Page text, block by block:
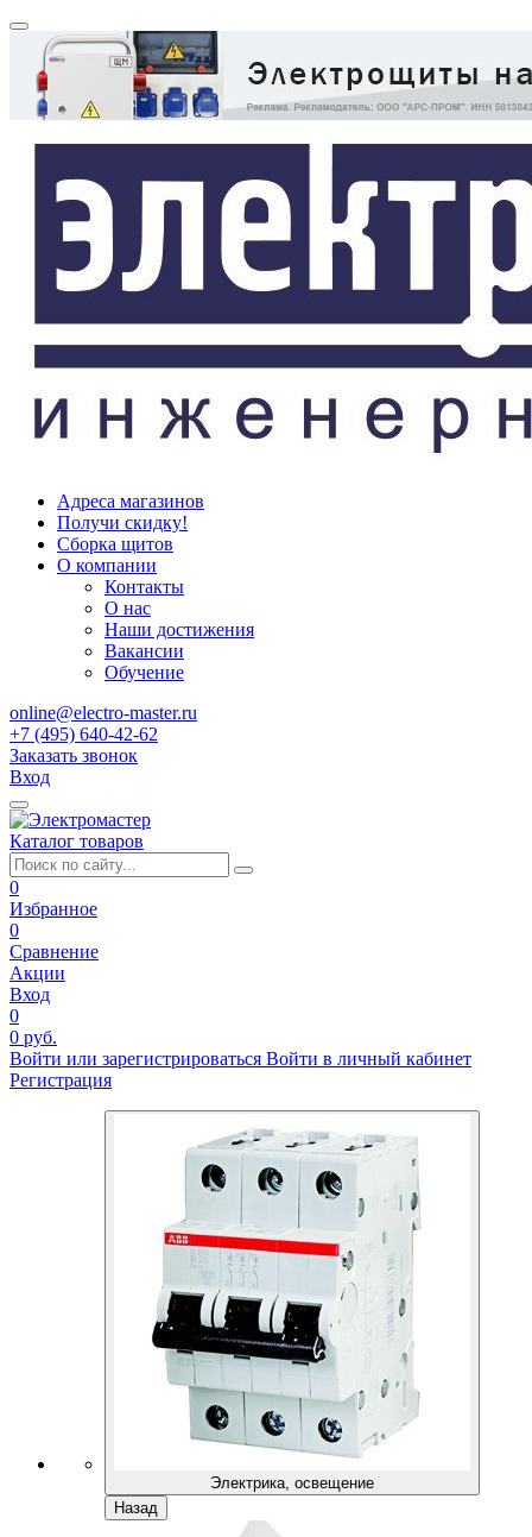
Адреса магазинов
Получи скидку!
Сборка щитов
О компании
Контакты
О нас
Наши достижения
Вакансии
Обучение
online@electro-master.ru
+7 (495) 640-42-62
Заказать звонок
Вход
Каталог товаров
0
Избранное
0
Сравнение
Акции
Вход
0
0 руб.
Войти или зарегистрироваться Войти в личный кабинет
Регистрация
Электрика, освещение
Назад